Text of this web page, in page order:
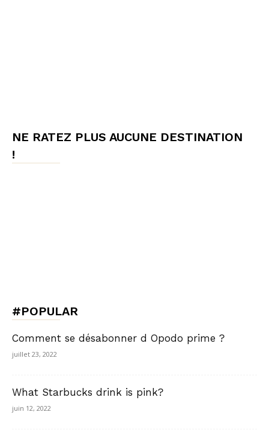
NE RATEZ PLUS AUCUNE DESTINATION
!
#POPULAR
Comment se désabonner d Opodo prime ?
juillet 23, 2022
What Starbucks drink is pink?
juin 12, 2022